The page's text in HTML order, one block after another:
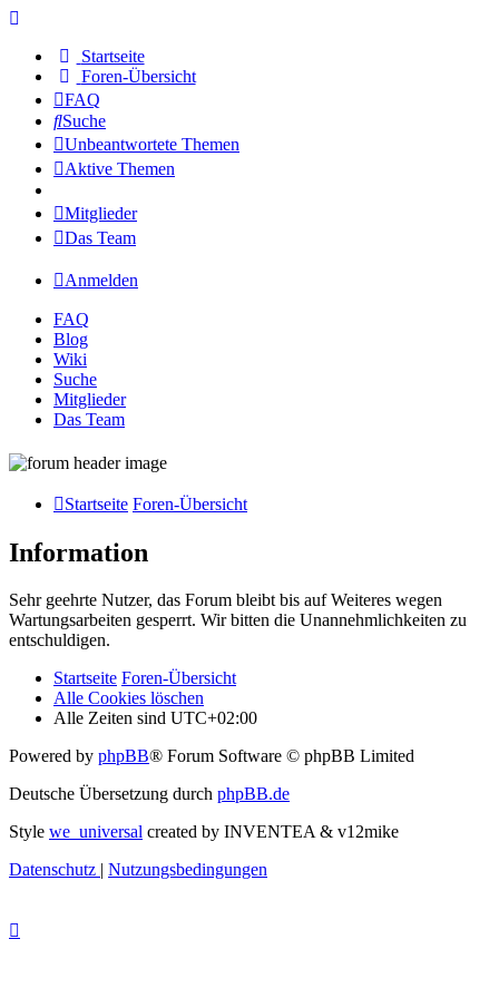
Startseite
Foren-Übersicht
FAQ
Suche
Unbeantwortete Themen
Aktive Themen
Mitglieder
Das Team
Anmelden
FAQ
Blog
Wiki
Suche
Mitglieder
Das Team
Startseite Foren-Übersicht
Information
Sehr geehrte Nutzer, das Forum bleibt bis auf Weiteres wegen
Wartungsarbeiten gesperrt. Wir bitten die Unannehmlichkeiten zu
entschuldigen.
Startseite Foren-Übersicht
Alle Cookies löschen
Alle Zeiten sind UTC+02:00
Powered by phpBB® Forum Software © phpBB Limited
Deutsche Übersetzung durch phpBB.de
Style we_universal created by INVENTEA & v12mike
Datenschutz | Nutzungsbedingungen